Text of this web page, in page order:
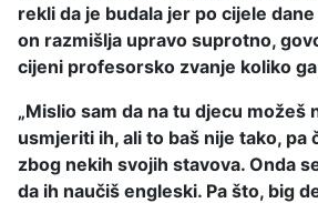
rekli da je budala jer po cijele
on razmišlja upravo suprotno,
cijeni profesorsko zvanje koliko
„Mislio sam da na tu djecu možeš
usmjeriti ih, ali to baš nije tako, pa
zbog nekih svojih stavova. Onda
da ih naučiš engleski. Pa što, big